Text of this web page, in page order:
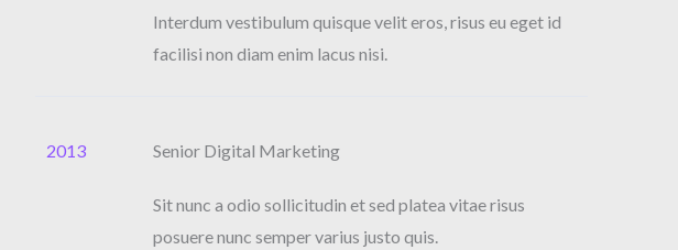
Interdum vestibulum quisque velit eros, risus eu eget id
facilisi non diam enim lacus nisi.
2013​ Senior Digital Marketing​
Sit nunc a odio sollicitudin et sed platea vitae risus
posuere nunc semper varius justo quis.